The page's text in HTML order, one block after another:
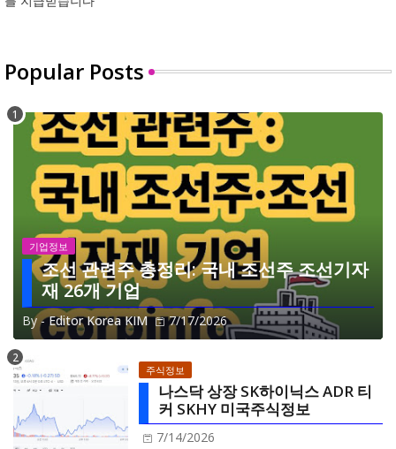
Popular Posts
기업정보
조선 관련주 총정리: 국내 조선주 조선기자
재 26개 기업
By - Editor Korea KIM 7/17/2026
주식정보
나스닥 상장 SK하이닉스 ADR 티
커 SKHY 미국주식정보
7/14/2026